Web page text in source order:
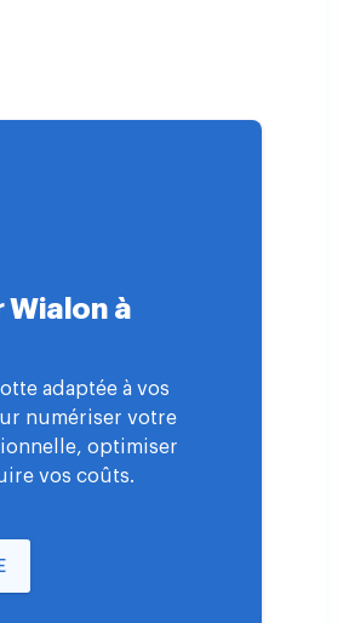
Wialon à
adaptée à vos
numériser votre
optimiser
vos coûts.